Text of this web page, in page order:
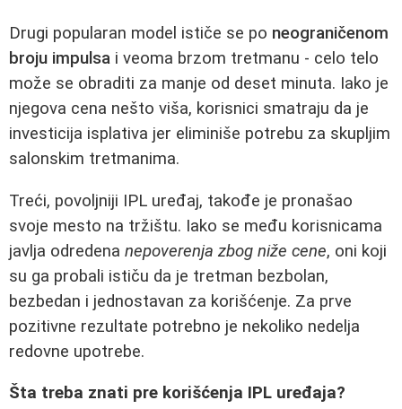
Drugi popularan model ističe se po neograničenom
broju impulsa i veoma brzom tretmanu - celo telo
može se obraditi za manje od deset minuta. Iako je
njegova cena nešto viša, korisnici smatraju da je
investicija isplativa jer eliminiše potrebu za skupljim
salonskim tretmanima.
Treći, povoljniji IPL uređaj, takođe je pronašao
svoje mesto na tržištu. Iako se među korisnicama
javlja odredena nepoverenja zbog niže cene, oni koji
su ga probali ističu da je tretman bezbolan,
bezbedan i jednostavan za korišćenje. Za prve
pozitivne rezultate potrebno je nekoliko nedelja
redovne upotrebe.
Šta treba znati pre korišćenja IPL uređaja?